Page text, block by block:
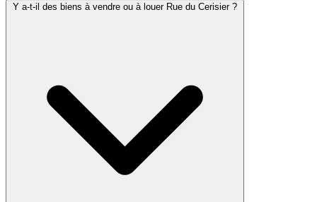
Y a-t-il des biens à vendre ou à louer Rue du Cerisier ?